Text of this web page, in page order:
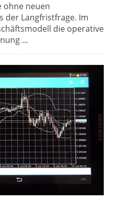
ohne neuen
der Langfristfrage. Im
die operative
...